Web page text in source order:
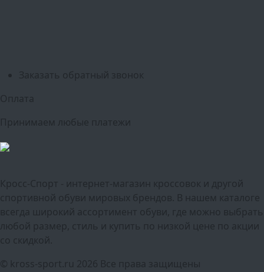
Заказать обратный звонок
Оплата
Принимаем любые платежи
Кросс-Спорт - интернет-магазин кроссовок и другой
спортивной обуви мировых брендов. В нашем каталоге
всегда широкий ассортимент обуви, где можно выбрать
любой размер, стиль и купить по низкой цене по акции
со скидкой.
© kross-sport.ru
2026 Все права защищены